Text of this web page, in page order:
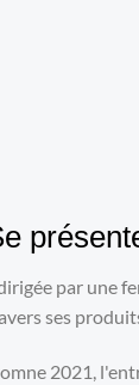
par une
ses
2021,